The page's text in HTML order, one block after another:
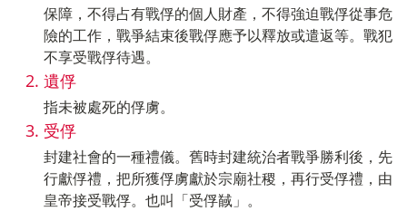
保障，不得占有戰俘的個人財產，不得強迫戰俘從事危
險的工作，戰爭結束後戰俘應予以釋放或遣返等。戰犯
不享受戰俘待遇。
遺俘
指未被處死的俘虜。
受俘
封建社會的一種禮儀。舊時封建統治者戰爭勝利後，先
行獻俘禮，把所獲俘虜獻於宗廟社稷，再行受俘禮，由
皇帝接受戰俘。也叫「受俘馘」。